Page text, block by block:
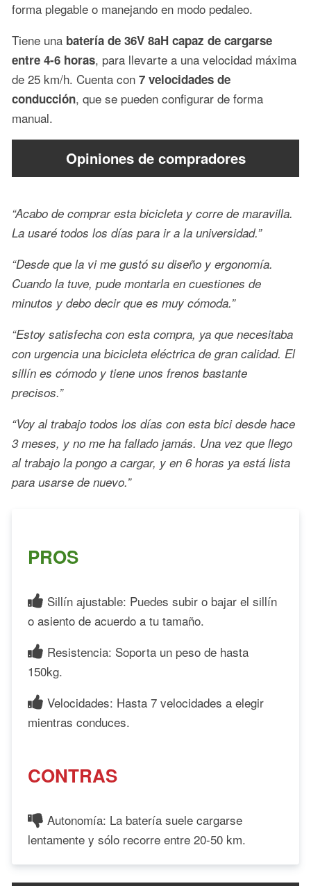
forma plegable o manejando en modo pedaleo.
Tiene una batería de 36V 8aH capaz de cargarse
entre 4-6 horas, para llevarte a una velocidad máxima
de 25 km/h. Cuenta con 7 velocidades de
conducción, que se pueden configurar de forma
manual.
Opiniones de compradores
“Acabo de comprar esta bicicleta y corre de maravilla.
La usaré todos los días para ir a la universidad.”
“Desde que la vi me gustó su diseño y ergonomía.
Cuando la tuve, pude montarla en cuestiones de
minutos y debo decir que es muy cómoda.”
“Estoy satisfecha con esta compra, ya que necesitaba
con urgencia una bicicleta eléctrica de gran calidad. El
sillín es cómodo y tiene unos frenos bastante
precisos.”
“Voy al trabajo todos los días con esta bici desde hace
3 meses, y no me ha fallado jamás. Una vez que llego
al trabajo la pongo a cargar, y en 6 horas ya está lista
para usarse de nuevo.”
PROS
Sillín ajustable: Puedes subir o bajar el sillín
o asiento de acuerdo a tu tamaño.
Resistencia: Soporta un peso de hasta
150kg.
Velocidades: Hasta 7 velocidades a elegir
mientras conduces.
CONTRAS
Autonomía: La batería suele cargarse
lentamente y sólo recorre entre 20-50 km.